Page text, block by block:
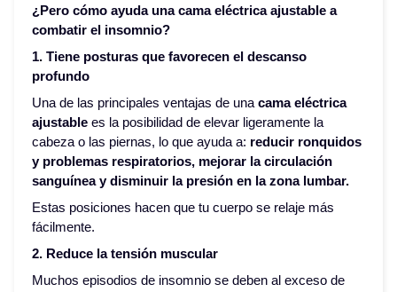
¿Pero cómo ayuda una cama eléctrica ajustable a
combatir el insomnio?
1. Tiene posturas que favorecen el descanso
profundo
Una de las principales ventajas de una cama eléctrica
ajustable es la posibilidad de elevar ligeramente la
cabeza o las piernas, lo que ayuda a: reducir ronquidos
y problemas respiratorios, mejorar la circulación
sanguínea y disminuir la presión en la zona lumbar.
Estas posiciones hacen que tu cuerpo se relaje más
fácilmente.
2. Reduce la tensión muscular
Muchos episodios de insomnio se deben al exceso de